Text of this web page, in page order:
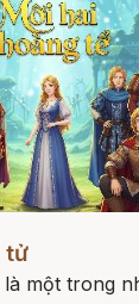
tử
một trong